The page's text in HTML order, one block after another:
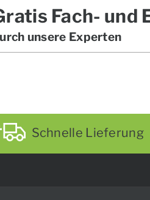
Fach- und
unsere Experten
Schnelle Lieferung